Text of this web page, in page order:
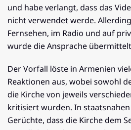
und habe verlangt, dass das
nicht verwendet werde.
Fernsehen, im Radio und auf
wurde die Ansprache
Der Vorfall löste in Armenien
Reaktionen aus, wobei sowohl
die Kirche von jeweils
kritisiert wurden. In
Gerüchte, dass die Kirche dem